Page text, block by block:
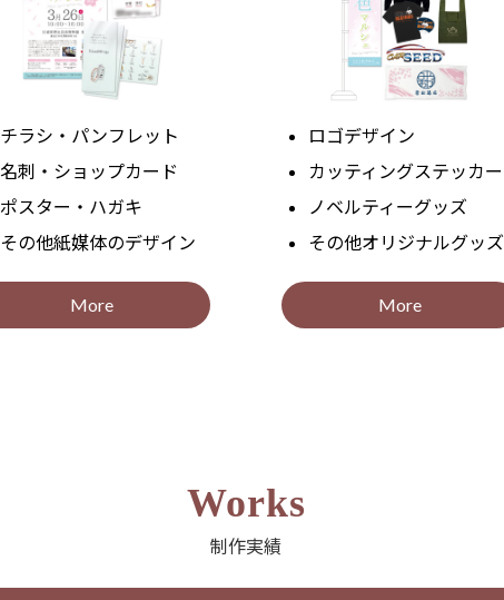
チラシ・パンフレット
名刺・ショップカード
ポスター・ハガキ
その他紙媒体のデザイン
More
ロゴデザイン
カッティングステッカー
ノベルティーグッズ
その他オリジナルグッズ
More
Works
制作実績